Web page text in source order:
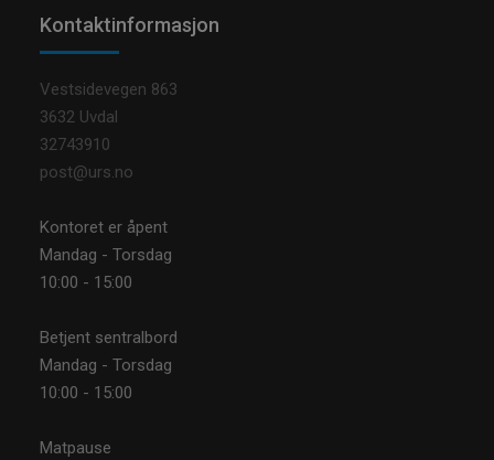
Kontaktinformasjon
Vestsidevegen 863
3632 Uvdal
32743910
post@urs.no
Kontoret er åpent
Mandag - Torsdag
10:00 - 15:00
Betjent sentralbord
Mandag - Torsdag
10:00 - 15:00
Matpause